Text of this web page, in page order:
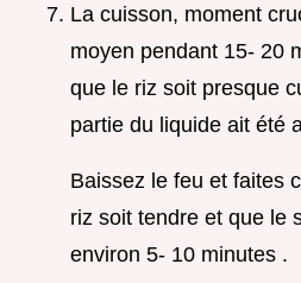
La cuisson, moment
moyen pendant 15- 20
que le riz soit presque
partie du liquide ait été
Baissez le feu et faites
riz soit tendre et que le
environ 5- 10 minutes .